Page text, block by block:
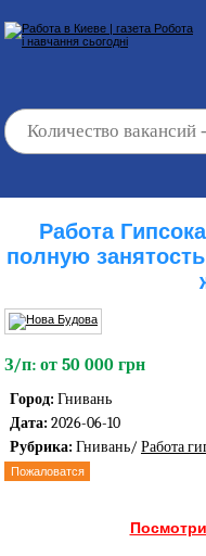
Работа
полную
З/п: от 50 000 грн
Город: Гнивань
Дата: 2026-06-10
Рубрика: Гнивань/ Работа
Пожаловатся